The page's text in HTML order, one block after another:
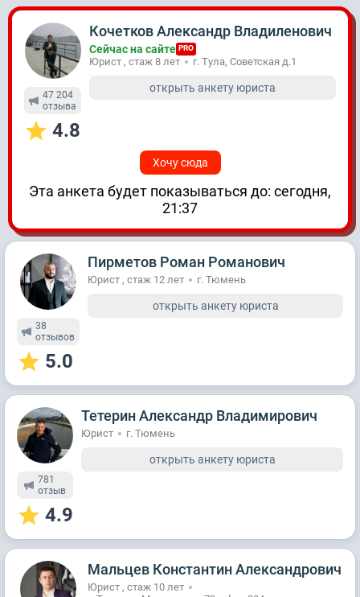
47 204
отзывa
4.8
Кочетков Александр Владиленович
Сейчас на сайте PRO
Юрист , стаж 8 лет г. Тула, Советская д.1
открыть анкету юриста
Хочу сюда
Эта анкета будет показываться до: сегодня,
21:37
38
отзывов
5.0
Пирметов Роман Романович
Юрист , стаж 12 лет г. Тюмень
открыть анкету юриста
781
отзыв
4.9
Тетерин Александр Владимирович
Юрист г. Тюмень
открыть анкету юриста
Мальцев Константин Александрович
Юрист , стаж 10 лет